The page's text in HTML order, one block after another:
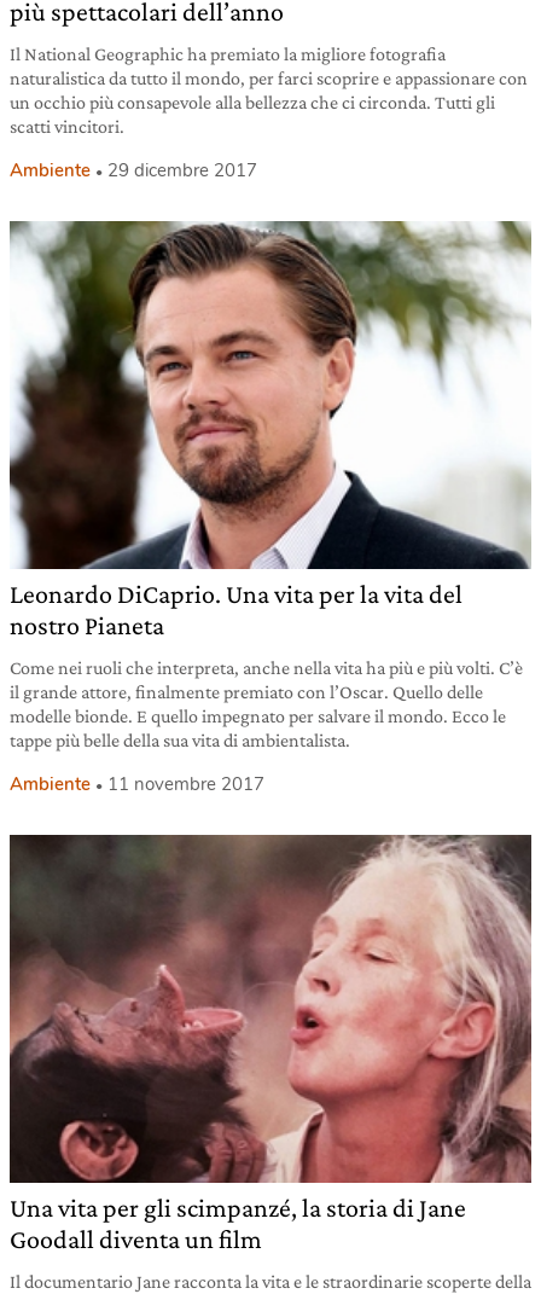
più spettacolari dell’anno
Il National Geographic ha premiato la migliore fotografia
naturalistica da tutto il mondo, per farci scoprire e appassionare con
un occhio più consapevole alla bellezza che ci circonda. Tutti gli
scatti vincitori.
Ambiente 29 dicembre 2017
Leonardo DiCaprio. Una vita per la vita del
nostro Pianeta
Come nei ruoli che interpreta, anche nella vita ha più e più volti. C’è
il grande attore, finalmente premiato con l’Oscar. Quello delle
modelle bionde. E quello impegnato per salvare il mondo. Ecco le
tappe più belle della sua vita di ambientalista.
Ambiente 11 novembre 2017
Una vita per gli scimpanzé, la storia di Jane
Goodall diventa un film
Il documentario Jane racconta la vita e le straordinarie scoperte della